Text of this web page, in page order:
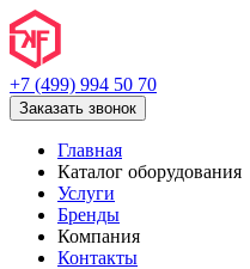
+7 (499) 994 50 70
Заказать звонок
Главная
Каталог оборудования
Услуги
Бренды
Компания
Контакты